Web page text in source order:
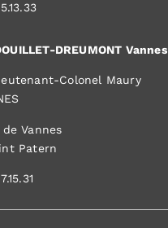
DREUMONT Vannes
Colonel Maury
Vannes
Patern